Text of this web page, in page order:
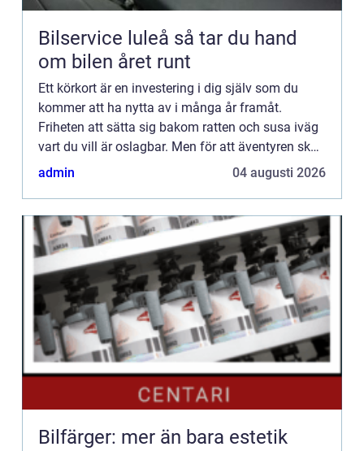
Bilservice luleå så tar du hand
om bilen året runt
Ett körkort är en investering i dig själv som du
kommer att ha nytta av i många år framåt.
Friheten att sätta sig bakom ratten och susa iväg
vart du vill är oslagbar. Men för att äventyren ska
bli verklighet så behöver du anstränga dig lite för
admin 04 augusti 2026
Bilfärger: mer än bara estetik